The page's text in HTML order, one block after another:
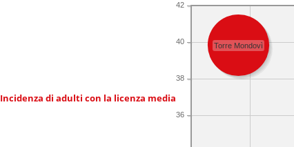
Incidenza di adulti con la licenza media
36
38
40
42
Torre Mondovì